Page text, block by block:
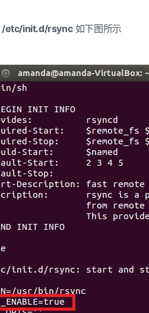
/etc/init.d/rsync 如下图所示